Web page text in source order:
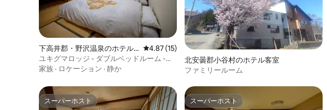
下高井郡・野沢温泉のホテル
客室
レビュー15件、5つ星中4.87つ星の平均評価
4.87 (15)
ユキグマロッジ - ダブルベッドルーム -
306号室
家族 · ロケーション · 静か
北安曇郡小谷村のホテル客室
ファミリールーム
スーパーホスト
スーパーホスト スーパーホスト
スーパーホスト